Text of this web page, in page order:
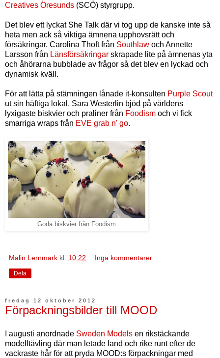
Creatives Öresunds (SCÖ) styrgrupp.
Det blev ett lyckat She Talk där vi tog upp de kanske inte så
heta men ack så viktiga ämnena upphovsrätt och
försäkringar. Carolina Thoft från Southlaw och Annette
Larsson från Länsförsäkringar skrapade lite på ämnenas yta
och åhörarna bubblade av frågor så det blev en lyckad och
dynamisk kväll.
För att lätta på stämningen lånade it-konsulten Purple Scout
ut sin häftiga lokal, Sara Westerlin bjöd på världens
lyxigaste biskvier och praliner från Foodism och vi fick
smarriga wraps från EVE grab n' go.
Goda biskvier från Foodism
Malin Lernmark kl. 10:22 Inga kommentarer:
Dela
fredag 12 oktober 2012
Förpackningsbilder till MOOD
I augusti anordnade Sweden Models en rikstäckande
modelltävling där man letade land och rike runt efter de
vackraste hår för att pryda MOOD:s förpackningar med